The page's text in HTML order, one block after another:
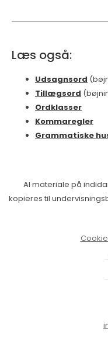
Læs også:
Udsagnsord
Tillægsord
Ordklasser
Kommaregler
Grammatiske
Al materiale på
kopieres til